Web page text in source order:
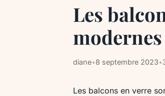
Les
diane•8 septembre 2023•
Les balcons en verre